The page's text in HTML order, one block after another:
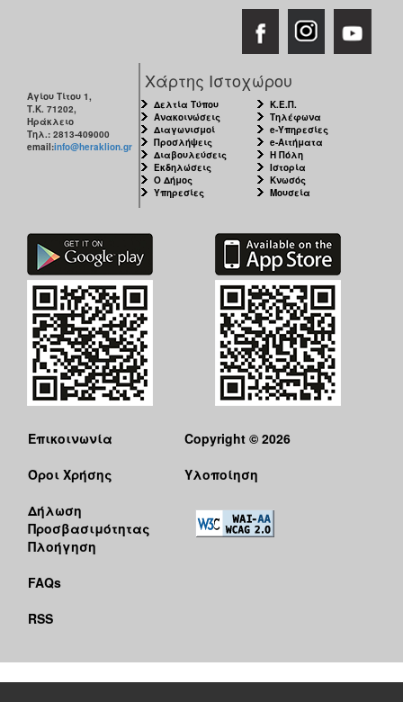
Αγίου Τίτου 1,
Τ.Κ. 71202,
Ηράκλειο
Τηλ.: 2813-409000
email:info@heraklion.gr
Χάρτης Ιστοχώρου
Δελτία Τύπου
Ανακοινώσεις
Διαγωνισμοί
Προσλήψεις
Διαβουλεύσεις
Εκδηλώσεις
Ο Δήμος
Υπηρεσίες
Κ.Ε.Π.
Τηλέφωνα
e-Υπηρεσίες
e-Αιτήματα
Η Πόλη
Ιστορία
Κνωσός
Μουσεία
Επικοινωνία
Όροι Χρήσης
Δήλωση
Προσβασιμότητας
Πλοήγηση
FAQs
RSS
Copyright © 2026
Υλοποίηση